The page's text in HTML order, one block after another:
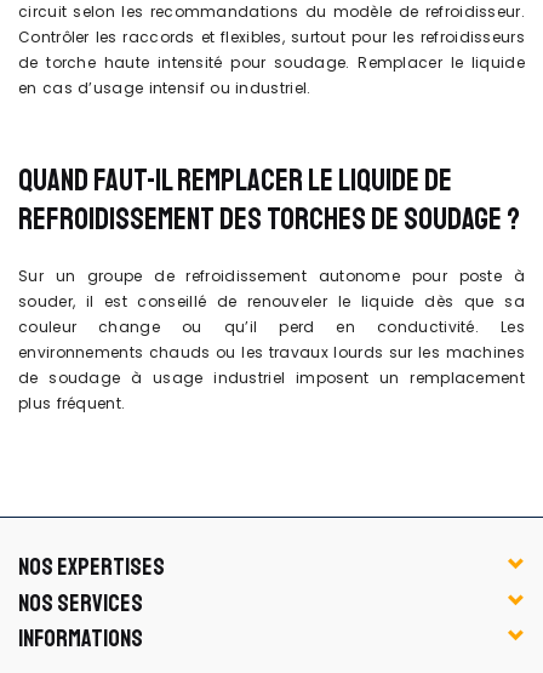
circuit selon les recommandations du modèle de refroidisseur.
Contrôler les raccords et flexibles, surtout pour les refroidisseurs
de torche haute intensité pour soudage. Remplacer le liquide
en cas d’usage intensif ou industriel.
QUAND FAUT-IL REMPLACER LE LIQUIDE DE
REFROIDISSEMENT DES TORCHES DE SOUDAGE ?
Sur un groupe de refroidissement autonome pour poste à
souder, il est conseillé de renouveler le liquide dès que sa
couleur change ou qu’il perd en conductivité. Les
environnements chauds ou les travaux lourds sur les machines
de soudage à usage industriel imposent un remplacement
plus fréquent.
NOS EXPERTISES
NOS SERVICES
INFORMATIONS